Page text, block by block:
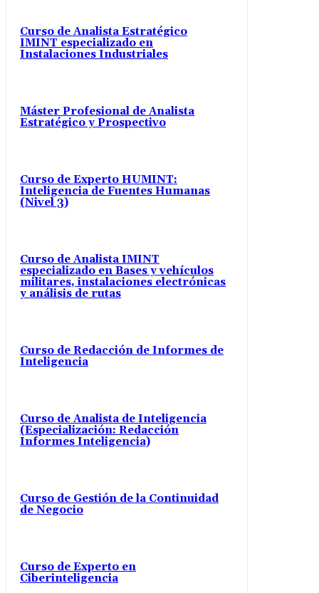
Curso de Analista Estratégico
IMINT especializado en
Instalaciones Industriales
Máster Profesional de Analista
Estratégico y Prospectivo
Curso de Experto HUMINT:
Inteligencia de Fuentes Humanas
(Nivel 3)
Curso de Analista IMINT
especializado en Bases y vehículos
militares, instalaciones electrónicas
y análisis de rutas
Curso de Redacción de Informes de
Inteligencia
Curso de Analista de Inteligencia
(Especialización: Redacción
Informes Inteligencia)
Curso de Gestión de la Continuidad
de Negocio
Curso de Experto en
Ciberinteligencia